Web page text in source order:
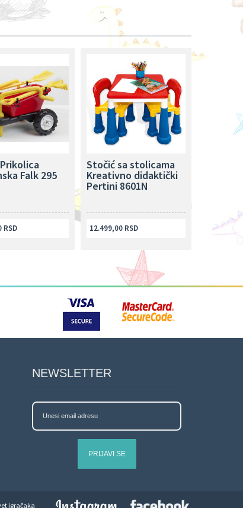
Falk 295
RSD
Stočić sa stolicama
Kreativno didaktički
Pertini 8601N
12.499,00 RSD
NEWSLETTER
PRIJAVI SE
igračaka